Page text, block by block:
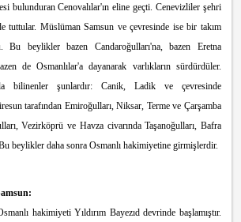
bulunduran Cenovalılar'ın eline geçti. Cenevizliler şehri
tuttular. Müslüman Samsun ve çevresinde ise bir takım
Bu beylikler bazen Candaroğulları'na, bazen Eretna
de Osmanlılar'a dayanarak varlıkların sürdürdüler.
bilinenler şunlardır: Canik, Ladik ve çevresinde
tarafından Emiroğulları, Niksar, Terme ve Çarşamba
Vezirköprü ve Havza civarında Taşanoğulları, Bafra
beylikler daha sonra Osmanlı hakimiyetine girmişlerdir.
hakimiyeti Yıldırım Bayezıd devrinde başlamıştır.